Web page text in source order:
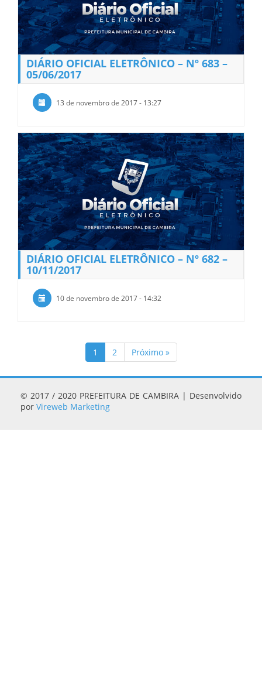
DIÁRIO OFICIAL ELETRÔNICO – Nº 683 –
05/06/2017
13 de novembro de 2017 - 13:27
DIÁRIO OFICIAL ELETRÔNICO – Nº 682 –
10/11/2017
10 de novembro de 2017 - 14:32
1 2 Próximo »
© 2017 / 2020 PREFEITURA DE CAMBIRA | Desenvolvido
por Vireweb Marketing